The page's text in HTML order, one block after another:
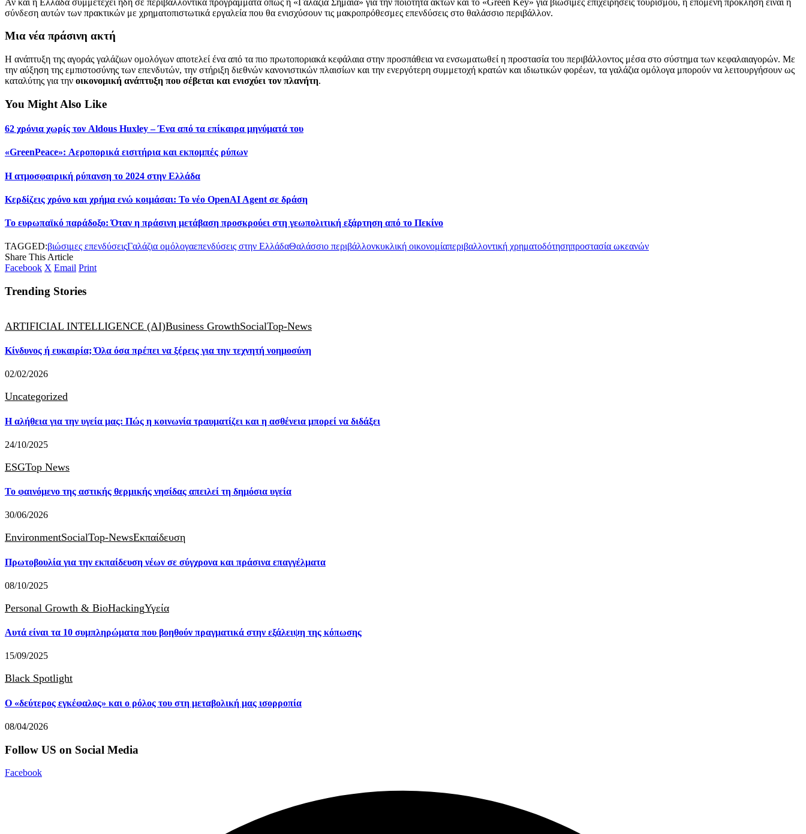
σύνδεση αυτών των πρακτικών με χρηματοπιστωτικά εργαλεία που θα ενισχύσουν τις μακροπρόθεσμες επενδύσεις στο θαλάσσιο περιβάλλον.
Μια νέα πράσινη ακτή
Η ανάπτυξη της αγοράς γαλάζιων ομολόγων αποτελεί ένα από τα πιο πρωτοποριακά κεφάλαια στην προσπάθεια να ενσωματωθεί η προστασία του περιβάλλοντος μέσα στο σύστημα των κεφαλαιαγορών. Με
την αύξηση της εμπιστοσύνης των επενδυτών, την στήριξη διεθνών κανονιστικών πλαισίων και την ενεργότερη συμμετοχή κρατών και ιδιωτικών φορέων, τα γαλάζια ομόλογα μπορούν να λειτουργήσουν ως
καταλύτης για την οικονομική ανάπτυξη που σέβεται και ενισχύει τον πλανήτη.
You Might Also Like
62 χρόνια χωρίς τον Aldous Huxley – Ένα από τα επίκαιρα μηνύματά του
«GreenPeace»: Αεροπορικά εισιτήρια και εκπομπές ρύπων
Η ατμοσφαιρική ρύπανση το 2024 στην Ελλάδα
Κερδίζεις χρόνο και χρήμα ενώ κοιμάσαι: Το νέο OpenAI Agent σε δράση
Το ευρωπαϊκό παράδοξο: Όταν η πράσινη μετάβαση προσκρούει στη γεωπολιτική εξάρτηση από το Πεκίνο
TAGGED:βιώσιμες επενδύσειςΓαλάζια ομόλογαεπενδύσεις στην ΕλλάδαΘαλάσσιο περιβάλλονκυκλική οικονομίαπεριβαλλοντική χρηματοδότησηπροστασία ωκεανών
Share This Article
Facebook X Email Print
Trending Stories
ARTIFICIAL INTELLIGENCE (AI)Business GrowthSocialTop-News
Κίνδυνος ή ευκαιρία; Όλα όσα πρέπει να ξέρεις για την τεχνητή νοημοσύνη
02/02/2026
Uncategorized
Η αλήθεια για την υγεία μας: Πώς η κοινωνία τραυματίζει και η ασθένεια μπορεί να διδάξει
24/10/2025
ESGTop News
Το φαινόμενο της αστικής θερμικής νησίδας απειλεί τη δημόσια υγεία
30/06/2026
EnvironmentSocialTop-NewsΕκπαίδευση
Πρωτοβουλία για την εκπαίδευση νέων σε σύγχρονα και πράσινα επαγγέλματα
08/10/2025
Personal Growth & BioHackingΥγεία
Αυτά είναι τα 10 συμπληρώματα που βοηθούν πραγματικά στην εξάλειψη της κόπωσης
15/09/2025
Black Spotlight
Ο «δεύτερος εγκέφαλος» και ο ρόλος του στη μεταβολική μας ισορροπία
08/04/2026
Follow US on Social Media
Facebook